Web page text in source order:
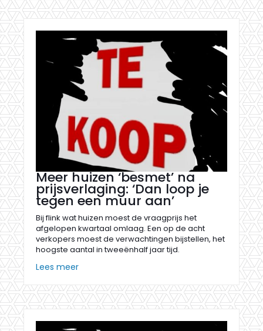
Meer huizen ‘besmet’ na
prijsverlaging: ‘Dan loop je
tegen een muur aan’
Bij flink wat huizen moest de vraagprijs het
afgelopen kwartaal omlaag. Een op de acht
verkopers moest de verwachtingen bijstellen, het
hoogste aantal in tweeënhalf jaar tijd.
Lees meer